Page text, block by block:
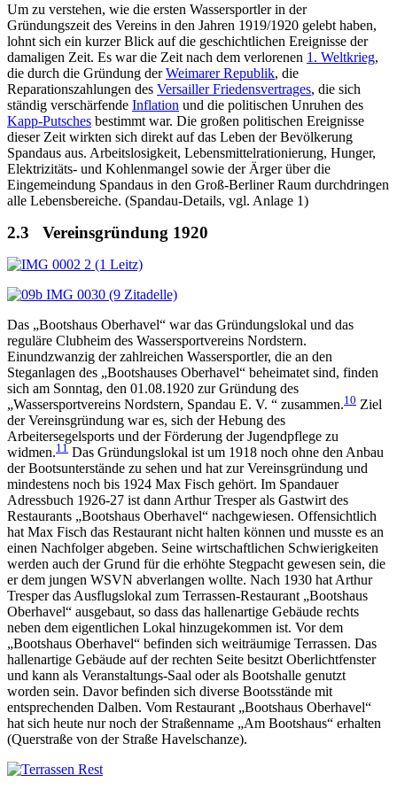
Um zu verstehen, wie die ersten Wassersportler in der
Gründungszeit des Vereins in den Jahren 1919/1920 gelebt haben,
lohnt sich ein kurzer Blick auf die geschichtlichen Ereignisse der
damaligen Zeit. Es war die Zeit nach dem verlorenen 1. Weltkrieg,
die durch die Gründung derWeimarer Republik, die
Reparationszahlungen des Versailler Friedensvertrages, die sich
ständig verschärfende Inflation und die politischen Unruhen des
Kapp-Putsches bestimmt war. Die großen politischen Ereignisse
dieser Zeit wirkten sich direkt auf das Leben der Bevölkerung
Spandaus aus. Arbeitslosigkeit, Lebensmittelrationierung, Hunger,
Elektrizitäts- und Kohlenmangel sowie der Ärger über die
Eingemeindung Spandaus in den Groß-Berliner Raum durchdringen
alle Lebensbereiche. (Spandau-Details, vgl. Anlage 1)
2.3 Vereinsgründung 1920
Das „Bootshaus Oberhavel“ war das Gründungslokal und das
reguläre Clubheim des Wassersportvereins Nordstern.
Einundzwanzig der zahlreichen Wassersportler, die an den
Steganlagen des „Bootshauses Oberhavel“ beheimatet sind, finden
sich am Sonntag, den 01.08.1920 zur Gründung des
„Wassersportvereins Nordstern, Spandau E. V. “ zusammen.10 Ziel
der Vereinsgründung war es, sich der Hebung des
Arbeitersegelsports und der Förderung der Jugendpflege zu
widmen.11 Das Gründungslokal ist um 1918 noch ohne den Anbau
der Bootsunterstände zu sehen und hat zur Vereinsgründung und
mindestens noch bis 1924 Max Fisch gehört. Im Spandauer
Adressbuch 1926-27 ist dann Arthur Tresper als Gastwirt des
Restaurants „Bootshaus Oberhavel“ nachgewiesen. Offensichtlich
hat Max Fisch das Restaurant nicht halten können und musste es an
einen Nachfolger abgeben. Seine wirtschaftlichen Schwierigkeiten
werden auch der Grund für die erhöhte Stegpacht gewesen sein, die
er dem jungen WSVN abverlangen wollte. Nach 1930 hat Arthur
Tresper das Ausflugslokal zum Terrassen-Restaurant „Bootshaus
Oberhavel“ ausgebaut, so dass das hallenartige Gebäude rechts
neben dem eigentlichen Lokal hinzugekommen ist. Vor dem
„Bootshaus Oberhavel“ befinden sich weiträumige Terrassen. Das
hallenartige Gebäude auf der rechten Seite besitzt Oberlichtfenster
und kann als Veranstaltungs-Saal oder als Bootshalle genutzt
worden sein. Davor befinden sich diverse Bootsstände mit
entsprechenden Dalben. Vom Restaurant „Bootshaus Oberhavel“
hat sich heute nur noch der Straßenname „Am Bootshaus“ erhalten
(Querstraße von der Straße Havelschanze).